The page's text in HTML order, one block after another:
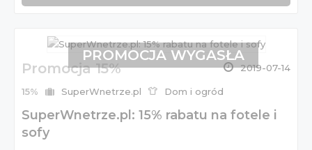
Promocja 15% 2019-07-14
15% SuperWnetrze.pl Dom i ogród
SuperWnetrze.pl: 15% rabatu na fotele i
sofy
PROMOCJA WYGASŁA